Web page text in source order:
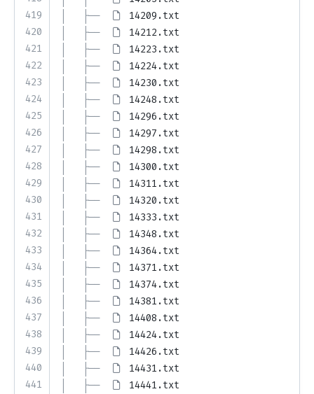
419
420
421
422
423
424
425
426
427
428
429
430
431
432
433
434
435
436
437
438
439
440
441
│   ├──
14209.txt
│   ├──
14212.txt
│   ├──
14223.txt
│   ├──
14224.txt
│   ├──
14230.txt
│   ├──
14248.txt
│   ├──
14296.txt
│   ├──
14297.txt
│   ├──
14298.txt
│   ├──
14300.txt
│   ├──
14311.txt
│   ├──
14320.txt
│   ├──
14333.txt
│   ├──
14348.txt
│   ├──
14364.txt
│   ├──
14371.txt
│   ├──
14374.txt
│   ├──
14381.txt
│   ├──
14408.txt
│   ├──
14424.txt
│   ├──
14426.txt
│   ├──
14431.txt
│   ├──
14441.txt